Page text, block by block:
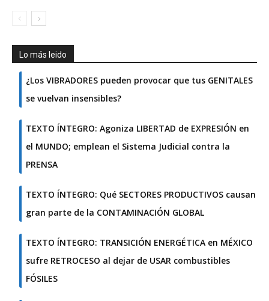
Lo más leido
¿Los VIBRADORES pueden provocar que tus GENITALES
se vuelvan insensibles?
TEXTO ÍNTEGRO: Agoniza LIBERTAD de EXPRESIÓN en
el MUNDO; emplean el Sistema Judicial contra la
PRENSA
TEXTO ÍNTEGRO: Qué SECTORES PRODUCTIVOS causan
gran parte de la CONTAMINACIÓN GLOBAL
TEXTO ÍNTEGRO: TRANSICIÓN ENERGÉTICA en MÉXICO
sufre RETROCESO al dejar de USAR combustibles
FÓSILES